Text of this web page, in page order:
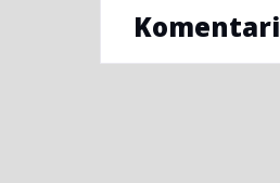
Komentari